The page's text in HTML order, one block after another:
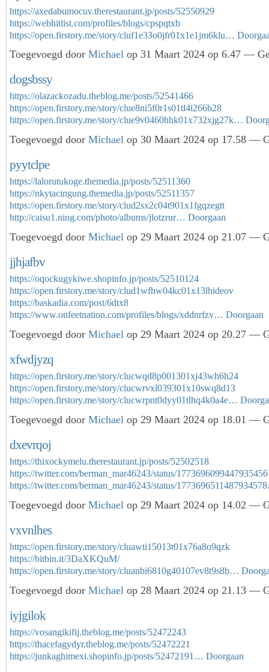
https://axedabumocuv.therestaurant.jp/posts/52550929
https://webhitlist.com/profiles/blogs/cpspqtxb
https://open.firstory.me/story/cluf1e33o0jfr01x1e1jm6klu…
Toegevoegd door Michael op 31 Maart 2024 op 6.47 —
dogsbssy
https://olazackozadu.theblog.me/posts/52541466
https://open.firstory.me/story/clue8ni5f0r1s01tl4i266b28
https://open.firstory.me/story/clue9v0460hhk01x732xjg27k…
Toegevoegd door Michael op 30 Maart 2024 op 17.58 —
pyytclpe
https://lalorutukoge.themedia.jp/posts/52511360
https://nkytacingung.themedia.jp/posts/52511357
https://open.firstory.me/story/clud2sx2c04t901x1fgqzegtt
http://caisu1.ning.com/photo/albums/jlotzrur… Doorgaan
Toegevoegd door Michael op 29 Maart 2024 op 21.07 —
jjhjafbv
https://oqockugykiwe.shopinfo.jp/posts/52510124
https://open.firstory.me/story/clud1wfhw04kc01x13lhideov
https://baskadia.com/post/6dtx8
https://www.onfeetnation.com/profiles/blogs/xddnrfzv… Doorgaan
Toegevoegd door Michael op 29 Maart 2024 op 20.27 —
xfwdjyzq
https://open.firstory.me/story/clucwqd8p001301xj43wh6h24
https://open.firstory.me/story/clucwrvxl039301x10swq8d13
https://open.firstory.me/story/clucwrpnt0dyy01tlhq4k0a4e…
Toegevoegd door Michael op 29 Maart 2024 op 18.01 —
dxevrqoj
https://thixockymelu.therestaurant.jp/posts/52502518
https://twitter.com/berman_mar46243/status/1773696099447935456
https://twitter.com/berman_mar46243/status/
Toegevoegd door Michael op 29 Maart 2024 op 14.02 —
vxvnlhes
https://open.firstory.me/story/cluawti15013t01x76a8o9qzk
https://bitbin.it/3DaXKQuM/
https://open.firstory.me/story/cluanbi6810g40107ev8t9s8b…
Toegevoegd door Michael op 28 Maart 2024 op 21.13 —
iyjgilok
https://vosangikifij.theblog.me/posts/52472243
https://thacefagydyr.theblog.me/posts/52472221
https://junkaghimexi.shopinfo.jp/posts/52472191… Doorgaan